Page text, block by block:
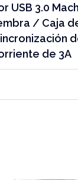
USB 3.0
/ Caja
de 3A